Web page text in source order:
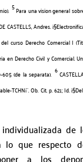
5Para una vision general
CASTELLS, Andres.
curso Derecho Comercial I
en Derecho Civil y Comercial.
605 (de la separata). 6
TCHN¡¨. Ob. Cit. p. 621; Id.
de
lo que respecto
a los